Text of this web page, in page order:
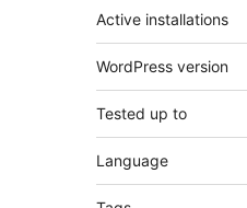
Active installations
WordPress version
Tested up to
Language